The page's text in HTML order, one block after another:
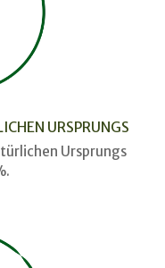
URSPRUNGS
Ursprungs